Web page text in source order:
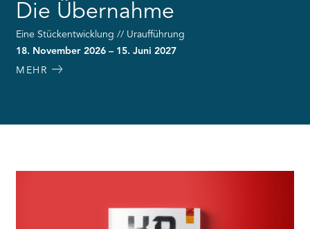
Die Übernahme
Eine Stückentwicklung // Uraufführung
18. November 2026 – 15. Juni 2027
MEHR